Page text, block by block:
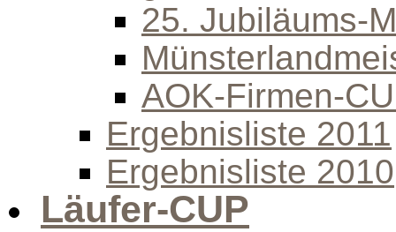
25. Jubiläums-
AOK-Firmen-
Ergebnisliste 2011
Ergebnisliste 2010
Läufer-CUP